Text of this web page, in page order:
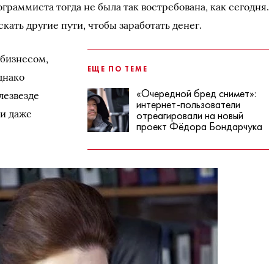
тогда не была так востребована, как сегодня.
другие пути, чтобы заработать денег.
ЕЩЕ ПО ТЕМЕ
«Очередной бред снимет»:
интернет-пользователи
отреагировали на новый
проект Фёдора Бондарчука
даже